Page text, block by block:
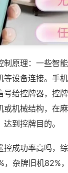
制原理：一些智
等设备连接。手
号给控牌器，控
或机械结构，在
到控牌目的。
控成功率高吗，
，杂牌旧机82%